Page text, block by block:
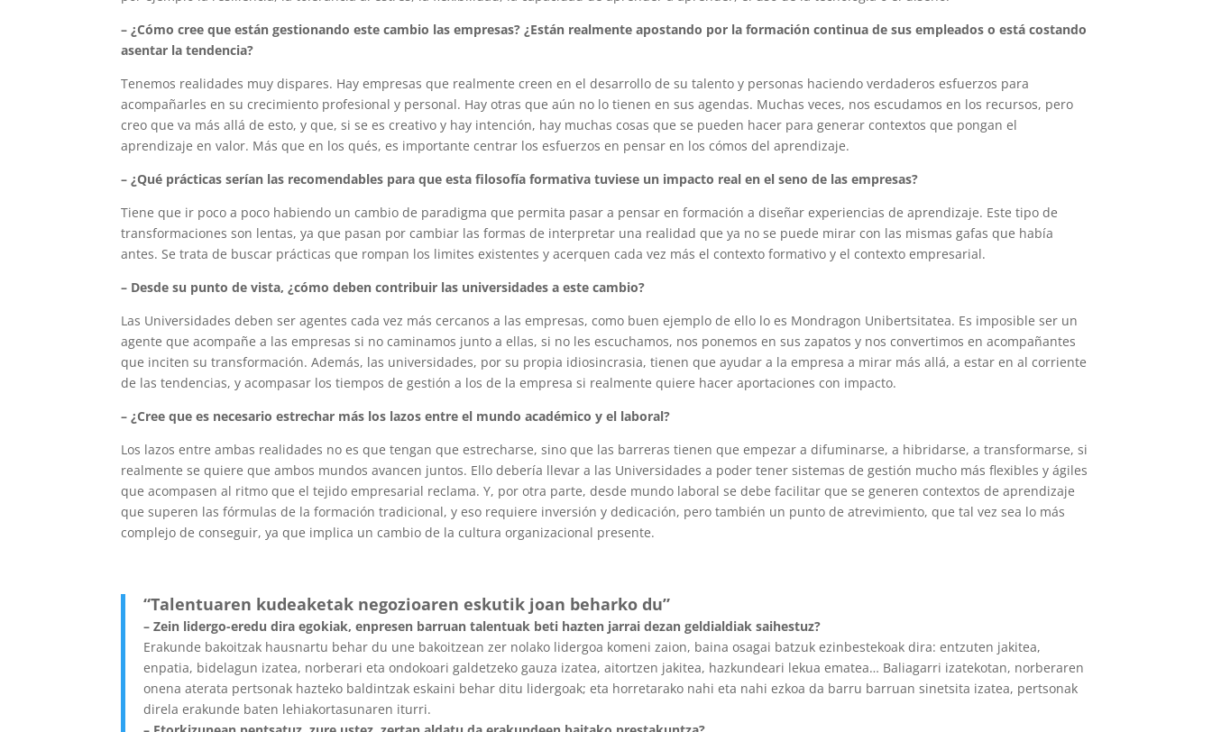
– ¿Cómo cree que están gestionando este cambio las empresas? ¿Están realmente apostando por la formación continua de sus empleados o está costando
asentar la tendencia?
Tenemos realidades muy dispares. Hay empresas que realmente creen en el desarrollo de su talento y personas haciendo verdaderos esfuerzos para
acompañarles en su crecimiento profesional y personal. Hay otras que aún no lo tienen en sus agendas. Muchas veces, nos escudamos en los recursos, pero
creo que va más allá de esto, y que, si se es creativo y hay intención, hay muchas cosas que se pueden hacer para generar contextos que pongan el
aprendizaje en valor. Más que en los qués, es importante centrar los esfuerzos en pensar en los cómos del aprendizaje.
– ¿Qué prácticas serían las recomendables para que esta filosofía formativa tuviese un impacto real en el seno de las empresas?
Tiene que ir poco a poco habiendo un cambio de paradigma que permita pasar a pensar en formación a diseñar experiencias de aprendizaje. Este tipo de
transformaciones son lentas, ya que pasan por cambiar las formas de interpretar una realidad que ya no se puede mirar con las mismas gafas que había
antes. Se trata de buscar prácticas que rompan los limites existentes y acerquen cada vez más el contexto formativo y el contexto empresarial.
– Desde su punto de vista, ¿cómo deben contribuir las universidades a este cambio?
Las Universidades deben ser agentes cada vez más cercanos a las empresas, como buen ejemplo de ello lo es Mondragon Unibertsitatea. Es imposible ser un
agente que acompañe a las empresas si no caminamos junto a ellas, si no les escuchamos, nos ponemos en sus zapatos y nos convertimos en acompañantes
que inciten su transformación. Además, las universidades, por su propia idiosincrasia, tienen que ayudar a la empresa a mirar más allá, a estar en al corriente
de las tendencias, y acompasar los tiempos de gestión a los de la empresa si realmente quiere hacer aportaciones con impacto.
– ¿Cree que es necesario estrechar más los lazos entre el mundo académico y el laboral?
Los lazos entre ambas realidades no es que tengan que estrecharse, sino que las barreras tienen que empezar a difuminarse, a hibridarse, a transformarse, si
realmente se quiere que ambos mundos avancen juntos. Ello debería llevar a las Universidades a poder tener sistemas de gestión mucho más flexibles y ágiles
que acompasen al ritmo que el tejido empresarial reclama. Y, por otra parte, desde mundo laboral se debe facilitar que se generen contextos de aprendizaje
que superen las fórmulas de la formación tradicional, y eso requiere inversión y dedicación, pero también un punto de atrevimiento, que tal vez sea lo más
complejo de conseguir, ya que implica un cambio de la cultura organizacional presente.
“Talentuaren kudeaketak negozioaren eskutik joan beharko du”
– Zein lidergo-eredu dira egokiak, enpresen barruan talentuak beti hazten jarrai dezan geldialdiak saihestuz?
Erakunde bakoitzak hausnartu behar du une bakoitzean zer nolako lidergoa komeni zaion, baina osagai batzuk ezinbestekoak dira: entzuten jakitea,
enpatia, bidelagun izatea, norberari eta ondokoari galdetzeko gauza izatea, aitortzen jakitea, hazkundeari lekua ematea… Baliagarri izatekotan, norberaren
onena aterata pertsonak hazteko baldintzak eskaini behar ditu lidergoak; eta horretarako nahi eta nahi ezkoa da barru barruan sinetsita izatea, pertsonak
direla erakunde baten lehiakortasunaren iturri.